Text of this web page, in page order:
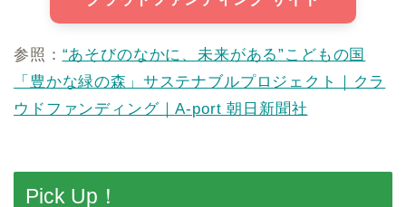
参照： “あそびのなかに、未来がある”こどもの国
「豊かな緑の森」サステナブルプロジェクト｜クラ
ウドファンディング｜A-port 朝日新聞社
Pick Up！